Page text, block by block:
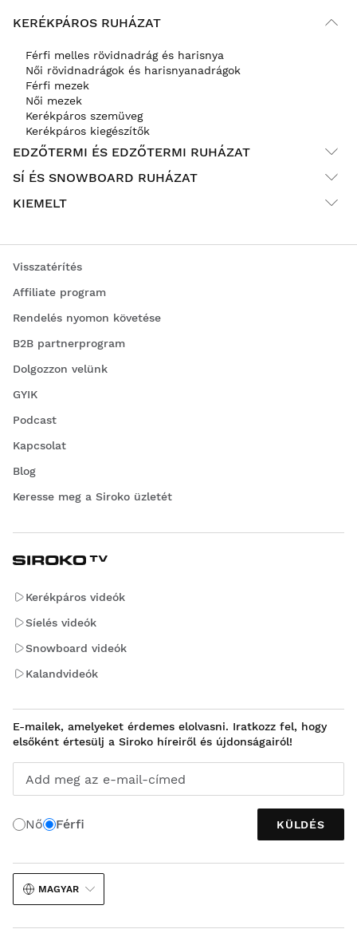
KERÉKPÁROS RUHÁZAT
Férfi melles rövidnadrág és harisnya
Női rövidnadrágok és harisnyanadrágok
Férfi mezek
Női mezek
Kerékpáros szemüveg
Kerékpáros kiegészítők
EDZŐTERMI ÉS EDZŐTERMI RUHÁZAT
SÍ ÉS SNOWBOARD RUHÁZAT
KIEMELT
Visszatérítés
Affiliate program
Rendelés nyomon követése
B2B partnerprogram
Dolgozzon velünk
GYIK
Podcast
Kapcsolat
Blog
Keresse meg a Siroko üzletét
Kerékpáros videók
Síelés videók
Snowboard videók
Kalandvideók
E-mailek, amelyeket érdemes elolvasni. Iratkozz fel, hogy
elsőként értesülj a Siroko híreiről és újdonságairól!
Add meg az e-mail-címed
Nő Férfi KÜLDÉS
MAGYAR